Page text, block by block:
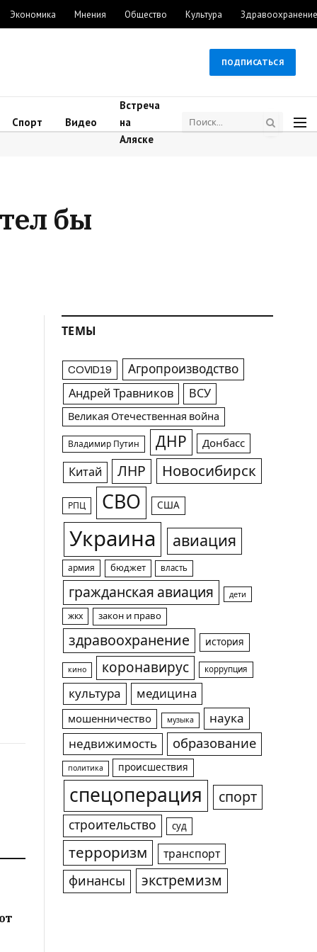
Экономика Мнения Общество Культура Здравоохранение
ПОДПИСАТЬСЯ
Спорт Видео
Встреча
на
Аляске
бы
ТЕМЫ
COVID19 Агропроизводство
Андрей Травников ВСУ
Великая Отечественная война
Владимир Путин ДНР Донбасс
Китай ЛНР Новосибирск
РПЦ СВО США
Украина авиация
армия бюджет власть
гражданская авиация дети
жкх закон и право
здравоохранение история
кино коронавирус коррупция
культура медицина
мошенничество музыка
наука
недвижимость
образование
политика происшествия
спецоперация спорт
строительство суд
терроризм транспорт
финансы экстремизм